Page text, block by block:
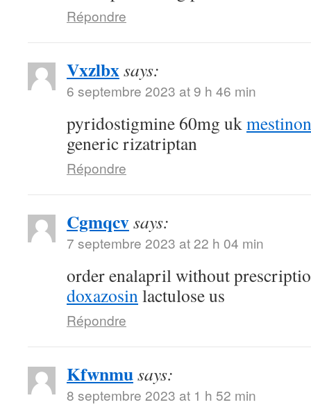
Répondre
Vxzlbxsays:
6 septembre 2023 at 9 h 46 min
pyridostigmine 60mg uk
generic rizatriptan
Répondre
Cgmqcvsays:
7 septembre 2023 at 22 h 04 min
order enalapril without
doxazosinlactulose us
Répondre
Kfwnmusays:
8 septembre 2023 at 1 h 52 min